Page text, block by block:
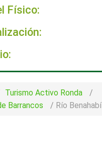
Físico:
Turismo Activo Ronda
/
Barrancos
/ Río Benahabí